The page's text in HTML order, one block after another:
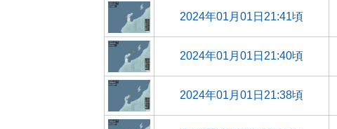
2024年01月01日21:41頃
2024年01月01日21:40頃
2024年01月01日21:38頃